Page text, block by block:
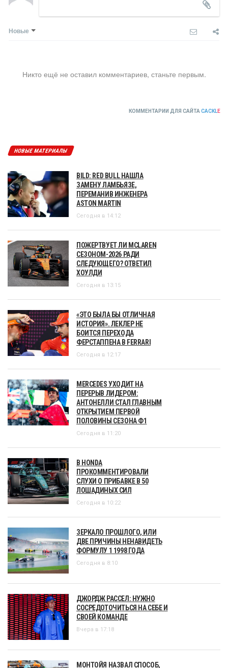
Новые
Никто ещё не оставил комментариев, станьте первым.
КОММЕНТАРИИ ДЛЯ САЙТА CACKLE
НОВЫЕ МАТЕРИАЛЫ
BILD: RED BULL НАШЛА
ЗАМЕНУ ЛАМБЬЯЗЕ,
ПЕРЕМАНИВ ИНЖЕНЕРА
ASTON MARTIN
Сегодня в 14:12
ПОЖЕРТВУЕТ ЛИ MCLAREN
СЕЗОНОМ-2026 РАДИ
СЛЕДУЮЩЕГО? ОТВЕТИЛ
ХОУЛДИ
Сегодня в 13:15
«ЭТО БЫЛА БЫ ОТЛИЧНАЯ
ИСТОРИЯ». ЛЕКЛЕР НЕ
БОИТСЯ ПЕРЕХОДА
ФЕРСТАППЕНА В FERRARI
Сегодня в 12:17
MERCEDES УХОДИТ НА
ПЕРЕРЫВ ЛИДЕРОМ:
АНТОНЕЛЛИ СТАЛ ГЛАВНЫМ
ОТКРЫТИЕМ ПЕРВОЙ
ПОЛОВИНЫ СЕЗОНА Ф1
Сегодня в 11:20
В HONDA
ПРОКОММЕНТИРОВАЛИ
СЛУХИ О ПРИБАВКЕ В 50
ЛОШАДИНЫХ СИЛ
Сегодня в 10:22
ЗЕРКАЛО ПРОШЛОГО, ИЛИ
ДВЕ ПРИЧИНЫ НЕНАВИДЕТЬ
ФОРМУЛУ 1 1998 ГОДА
Сегодня в 8:10
ДЖОРДЖ РАССЕЛ: НУЖНО
СОСРЕДОТОЧИТЬСЯ НА СЕБЕ И
СВОЕЙ КОМАНДЕ
Вчера в 17:18
МОНТОЙЯ НАЗВАЛ СПОСОБ,